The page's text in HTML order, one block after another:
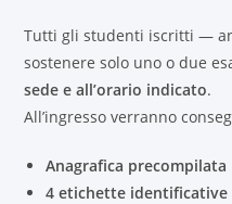
Tutti gli studenti iscritti —
sostenere solo uno o due
sede e all’orario indicato.
All’ingresso verranno
Anagrafica precompilata
4 etichette identificative